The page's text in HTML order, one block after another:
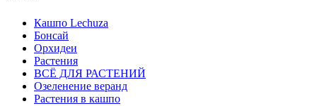
Кашпо Lechuza
Бонсай
Орхидеи
Растения
ВСЁ ДЛЯ РАСТЕНИЙ
Озеленение веранд
Растения в кашпо